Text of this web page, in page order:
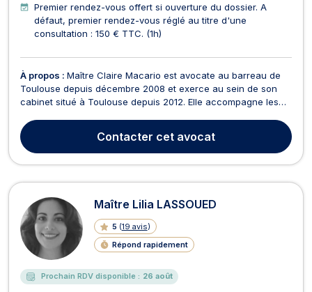
Premier rendez-vous offert si ouverture du dossier. A
défaut, premier rendez-vous réglé au titre d'une
consultation : 150 € TTC. (1h)
À propos : Maître Claire Macario est avocate au barreau de
Toulouse depuis décembre 2008 et exerce au sein de son
cabinet situé à Toulouse depuis 2012. Elle accompagne les
en privilégiant une approche humaine, rigoureuse et
personnalisée. Son expérience de plus de 17 ans lui...
Contacter cet avocat
Maître Lilia LASSOUED
5 (19 avis)
Répond rapidement
Prochain RDV disponible : 26 août